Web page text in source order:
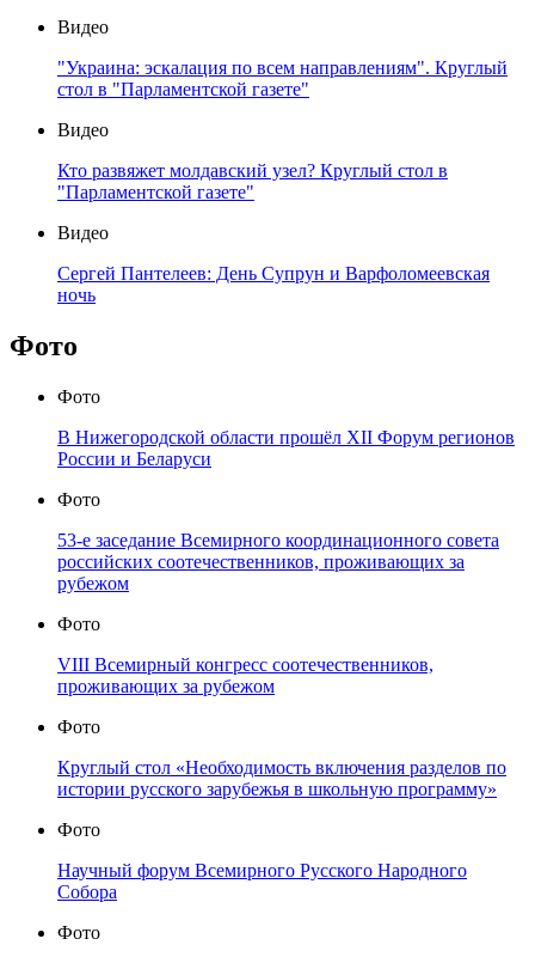
Видео
"Украина: эскалация по всем направлениям". Круглый
стол в "Парламентской газете"
Видео
Кто развяжет молдавский узел? Круглый стол в
"Парламентской газете"
Видео
Сергей Пантелеев: День Супрун и Варфоломеевская
ночь
Фото
Фото
В Нижегородской области прошёл XII Форум регионов
России и Беларуси
Фото
53-е заседание Всемирного координационного совета
российских соотечественников, проживающих за
рубежом
Фото
VIII Всемирный конгресс соотечественников,
проживающих за рубежом
Фото
Круглый стол «Необходимость включения разделов по
истории русского зарубежья в школьную программу»
Фото
Научный форум Всемирного Русского Народного
Собора
Фото